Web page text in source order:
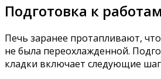
Подготовка к работам
Печь заранее протапливают,
не была переохлажденной.
кладки включает следующие